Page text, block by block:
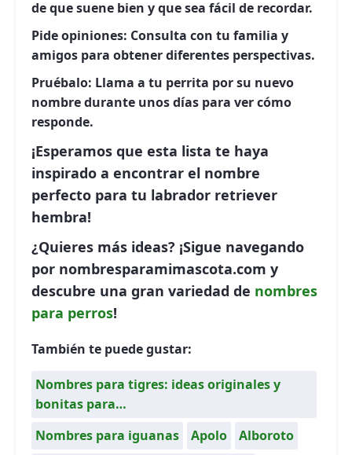
de que suene bien y que sea fácil de recordar.
Pide opiniones: Consulta con tu familia y
amigos para obtener diferentes perspectivas.
Pruébalo: Llama a tu perrita por su nuevo
nombre durante unos días para ver cómo
responde.
¡Esperamos que esta lista te haya
inspirado a encontrar el nombre
perfecto para tu labrador retriever
hembra!
¿Quieres más ideas? ¡Sigue navegando
por nombresparamimascota.com y
descubre una gran variedad de nombres
para perros!
También te puede gustar:
Nombres para tigres: ideas originales y
bonitas para…
Nombres para iguanas
Apolo Alboroto